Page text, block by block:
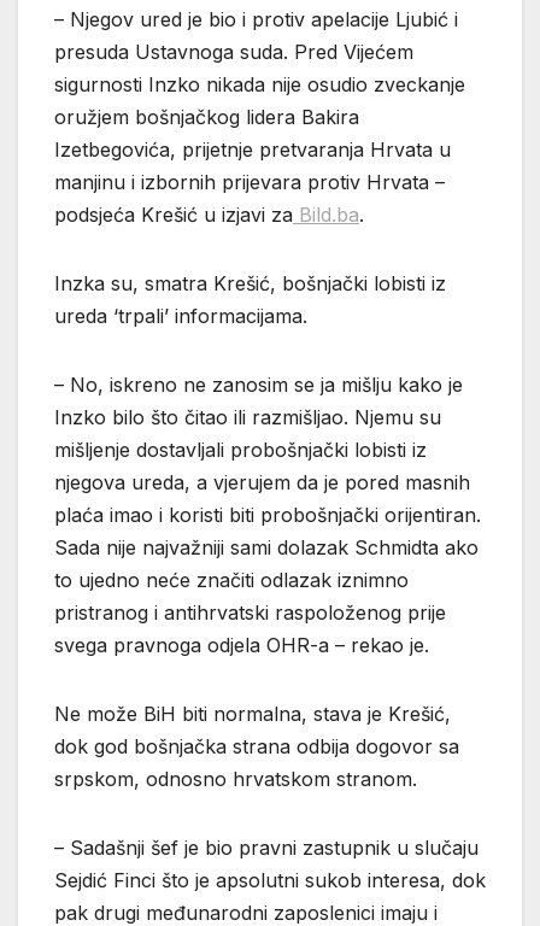
– Njegov ured je bio i protiv apelacije Ljubić i
presuda Ustavnoga suda. Pred Vijećem
sigurnosti Inzko nikada nije osudio zveckanje
oružjem bošnjačkog lidera Bakira
Izetbegovića, prijetnje pretvaranja Hrvata u
manjinu i izbornih prijevara protiv Hrvata –
podsjeća Krešić u izjavi za Bild.ba.
Inzka su, smatra Krešić, bošnjački lobisti iz
ureda ‘trpali’ informacijama.
– No, iskreno ne zanosim se ja mišlju kako je
Inzko bilo što čitao ili razmišljao. Njemu su
mišljenje dostavljali probošnjački lobisti iz
njegova ureda, a vjerujem da je pored masnih
plaća imao i koristi biti probošnjački orijentiran.
Sada nije najvažniji sami dolazak Schmidta ako
to ujedno neće značiti odlazak iznimno
pristranog i antihrvatski raspoloženog prije
svega pravnoga odjela OHR-a – rekao je.
Ne može BiH biti normalna, stava je Krešić,
dok god bošnjačka strana odbija dogovor sa
srpskom, odnosno hrvatskom stranom.
– Sadašnji šef je bio pravni zastupnik u slučaju
Sejdić Finci što je apsolutni sukob interesa, dok
pak drugi međunarodni zaposlenici imaju i